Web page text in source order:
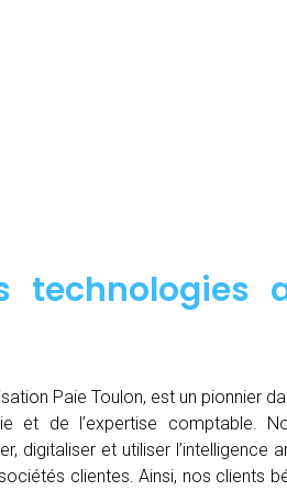
technologies
Paie Toulon, est un pionnier
et de l’expertise comptable.
digitaliser et utiliser l’intelligence
clientes. Ainsi, nos clients